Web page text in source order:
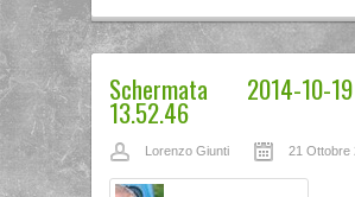
Schermata 2014-10-
13.52.46
Lorenzo Giunti 21 Ottobre